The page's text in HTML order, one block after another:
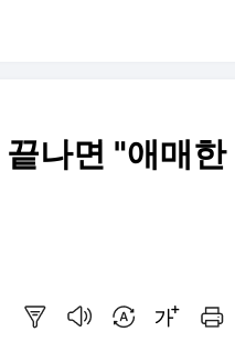
나면 "애매한